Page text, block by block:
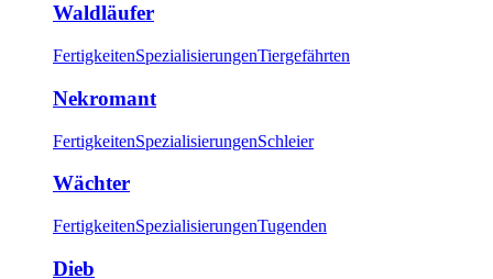
Waldläufer
FertigkeitenSpezialisierungenTiergefährten
Nekromant
FertigkeitenSpezialisierungenSchleier
Wächter
FertigkeitenSpezialisierungenTugenden
Dieb